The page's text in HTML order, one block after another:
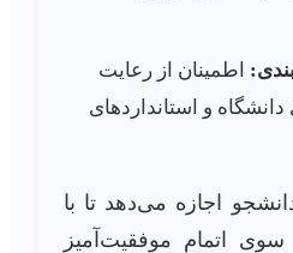
اطمینان از رعایت
و استانداردهای
اجازه می‌دهد تا با
اتمام موفقیت‌آمیز